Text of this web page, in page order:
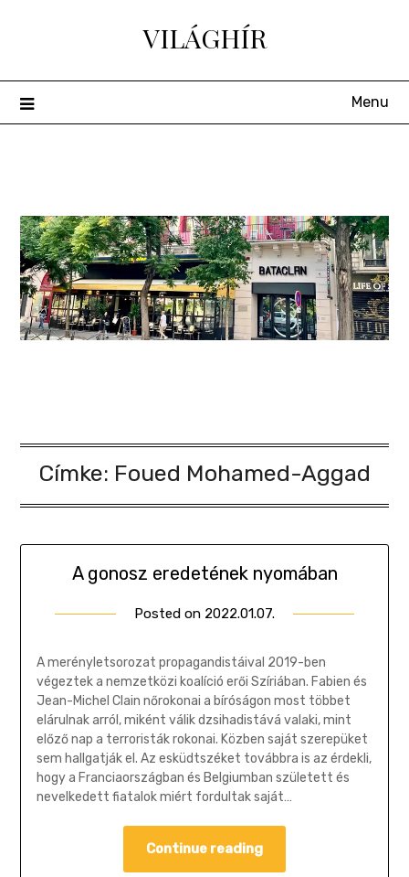
VILÁGHÍR
Menu
Címke: Foued Mohamed-Aggad
A gonosz eredetének nyomában
Posted on 2022.01.07.
Géza
A merényletsorozat propagandistáival 2019-ben
végeztek a nemzetközi koalíció erői Szíriában. Fabien és
Jean-Michel Clain nőrokonai a bíróságon most többet
elárulnak arról, miként válik dzsihadistává valaki, mint
előző nap a terroristák rokonai. Közben saját szerepüket
sem hallgatják el. Az esküdtszéket továbbra is az érdekli,
hogy a Franciaországban és Belgiumban született és
nevelkedett fiatalok miért fordultak saját…
Continue reading